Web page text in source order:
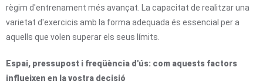
règim d'entrenament més avançat. La capacitat de realitzar una
varietat d'exercicis amb la forma adequada és essencial per a
aquells que volen superar els seus límits.
Espai, pressupost i freqüència d'ús: com aquests factors
influeixen en la vostra decisió